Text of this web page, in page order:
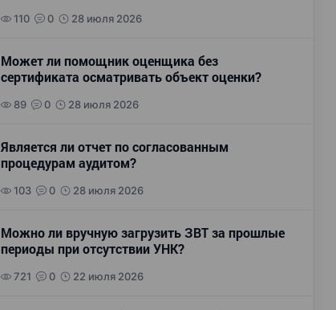
110 0 28 июля 2026
Может ли помощник оценщика без
сертификата осматривать объект оценки?
89 0 28 июля 2026
Является ли отчет по согласованным
процедурам аудитом?
103 0 28 июля 2026
Можно ли вручную загрузить ЗВТ за прошлые
периоды при отсутствии УНК?
721 0 22 июля 2026